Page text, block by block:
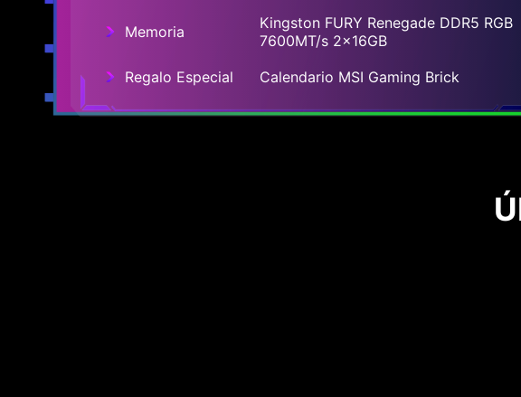
Memoria
Kingston FURY Renegade DDR5 RGB
7600MT/s 2x16GB
Regalo Especial
Calendario MSI Gaming Brick